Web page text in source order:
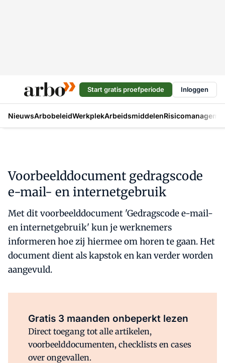
Start gratis proefperiode Inloggen
NieuwsArbobeleidWerkplekArbeidsmiddelen
Voorbeelddocument gedragscode
e-mail- en internetgebruik
Met dit voorbeelddocument 'Gedragscode e-mail-
en internetgebruik' kun je werknemers
informeren hoe zij hiermee om horen te gaan. Het
document dient als kapstok en kan verder worden
aangevuld.
Gratis 3 maanden onbeperkt lezen
Direct toegang tot alle artikelen,
voorbeelddocumenten, checklists en cases
over ongevallen.